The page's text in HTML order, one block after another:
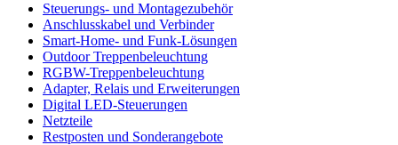
Steuerungs- und Montagezubehör
Anschlusskabel und Verbinder
Smart-Home- und Funk-Lösungen
Outdoor Treppenbeleuchtung
RGBW-Treppenbeleuchtung
Adapter, Relais und Erweiterungen
Digital LED-Steuerungen
Netzteile
Restposten und Sonderangebote